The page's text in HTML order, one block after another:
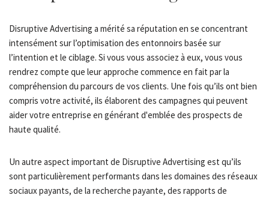
Disruptive Advertising a mérité sa réputation en se concentrant
intensément sur l’optimisation des entonnoirs basée sur
l’intention et le ciblage. Si vous vous associez à eux, vous vous
rendrez compte que leur approche commence en fait par la
compréhension du parcours de vos clients. Une fois qu’ils ont bien
compris votre activité, ils élaborent des campagnes qui peuvent
aider votre entreprise en générant d'emblée des prospects de
haute qualité.
Un autre aspect important de Disruptive Advertising est qu’ils
sont particulièrement performants dans les domaines des réseaux
sociaux payants, de la recherche payante, des rapports de